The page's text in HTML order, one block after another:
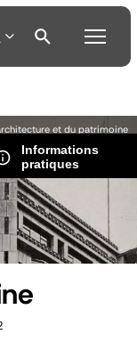
Informations
pratiques
et du patrimoine